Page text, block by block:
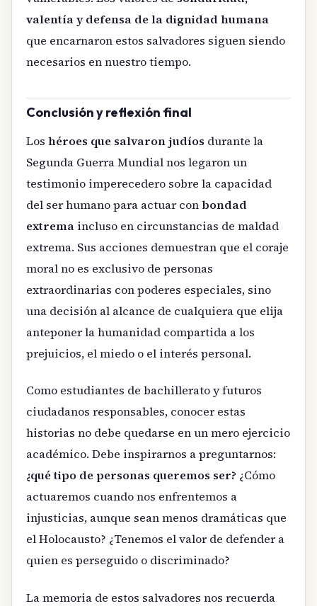
valentía y defensa de la dignidad humana
que encarnaron estos salvadores siguen siendo
necesarios en nuestro tiempo.
Conclusión y reflexión final
Los héroes que salvaron judíos durante la
Segunda Guerra Mundial nos legaron un
testimonio imperecedero sobre la capacidad
del ser humano para actuar conbondad
extrema incluso en circunstancias de maldad
extrema. Sus acciones demuestran que el coraje
moral no es exclusivo de personas
extraordinarias con poderes especiales, sino
una decisión al alcance de cualquiera que elija
anteponer la humanidad compartida a los
prejuicios, el miedo o el interés personal.
Como estudiantes de bachillerato y futuros
ciudadanos responsables, conocer estas
historias no debe quedarse en un mero ejercicio
académico. Debe inspirarnos a preguntarnos:
¿qué tipo de personas queremos ser? ¿Cómo
actuaremos cuando nos enfrentemos a
injusticias, aunque sean menos dramáticas que
el Holocausto? ¿Tenemos el valor de defender a
quien es perseguido o discriminado?
La memoria de estos salvadores nos recuerda